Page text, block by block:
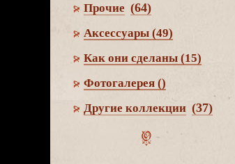
Прочие (64)
Аксессуары (49)
Как они сделаны (15)
Фотогалерея ()
Другие коллекции (37)